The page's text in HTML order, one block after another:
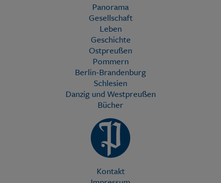
Panorama
Gesellschaft
Leben
Geschichte
Ostpreußen
Pommern
Berlin-Brandenburg
Schlesien
Danzig und Westpreußen
Bücher
Kontakt